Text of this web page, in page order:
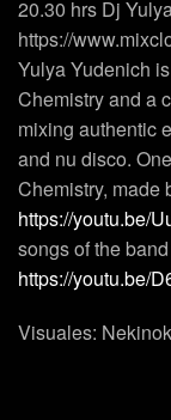
20.30 hrs Dj
https://
Yulya Yudenich
Chemistry and a
mixing authentic
and nu disco.
Chemistry, made
https://youtu.be/
songs of the
https://youtu.be/
Visuales: